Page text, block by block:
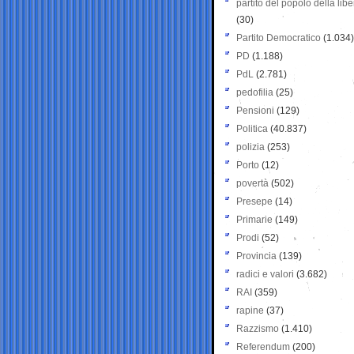
partito del popolo della
(30)
Partito Democratico (1.034)
PD (1.188)
PdL (2.781)
pedofilia (25)
Pensioni (129)
Politica (40.837)
polizia (253)
Porto (12)
povertà (502)
Presepe (14)
Primarie (149)
Prodi (52)
Provincia (139)
radici e valori (3.682)
RAI (359)
rapine (37)
Razzismo (1.410)
Referendum (200)